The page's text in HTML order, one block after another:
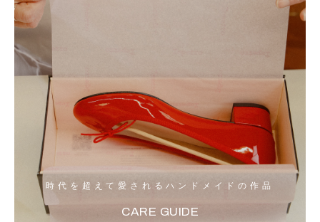
時代を超えて愛されるハンドメイドの作品
CARE GUIDE